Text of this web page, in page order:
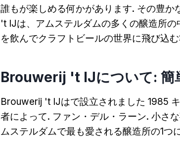
誰もが楽しめる何かがあります. その豊
't IJは、アムステルダムの多くの醸造所
を飲んでクラフトビールの世界に飛び込
Brouwerij 't IJについて: 簡
Brouwerij 't IJはで設立されました 1985
者によって. ファン・デル・ラーン. 小さ
ムステルダムで最も愛される醸造所の1つ